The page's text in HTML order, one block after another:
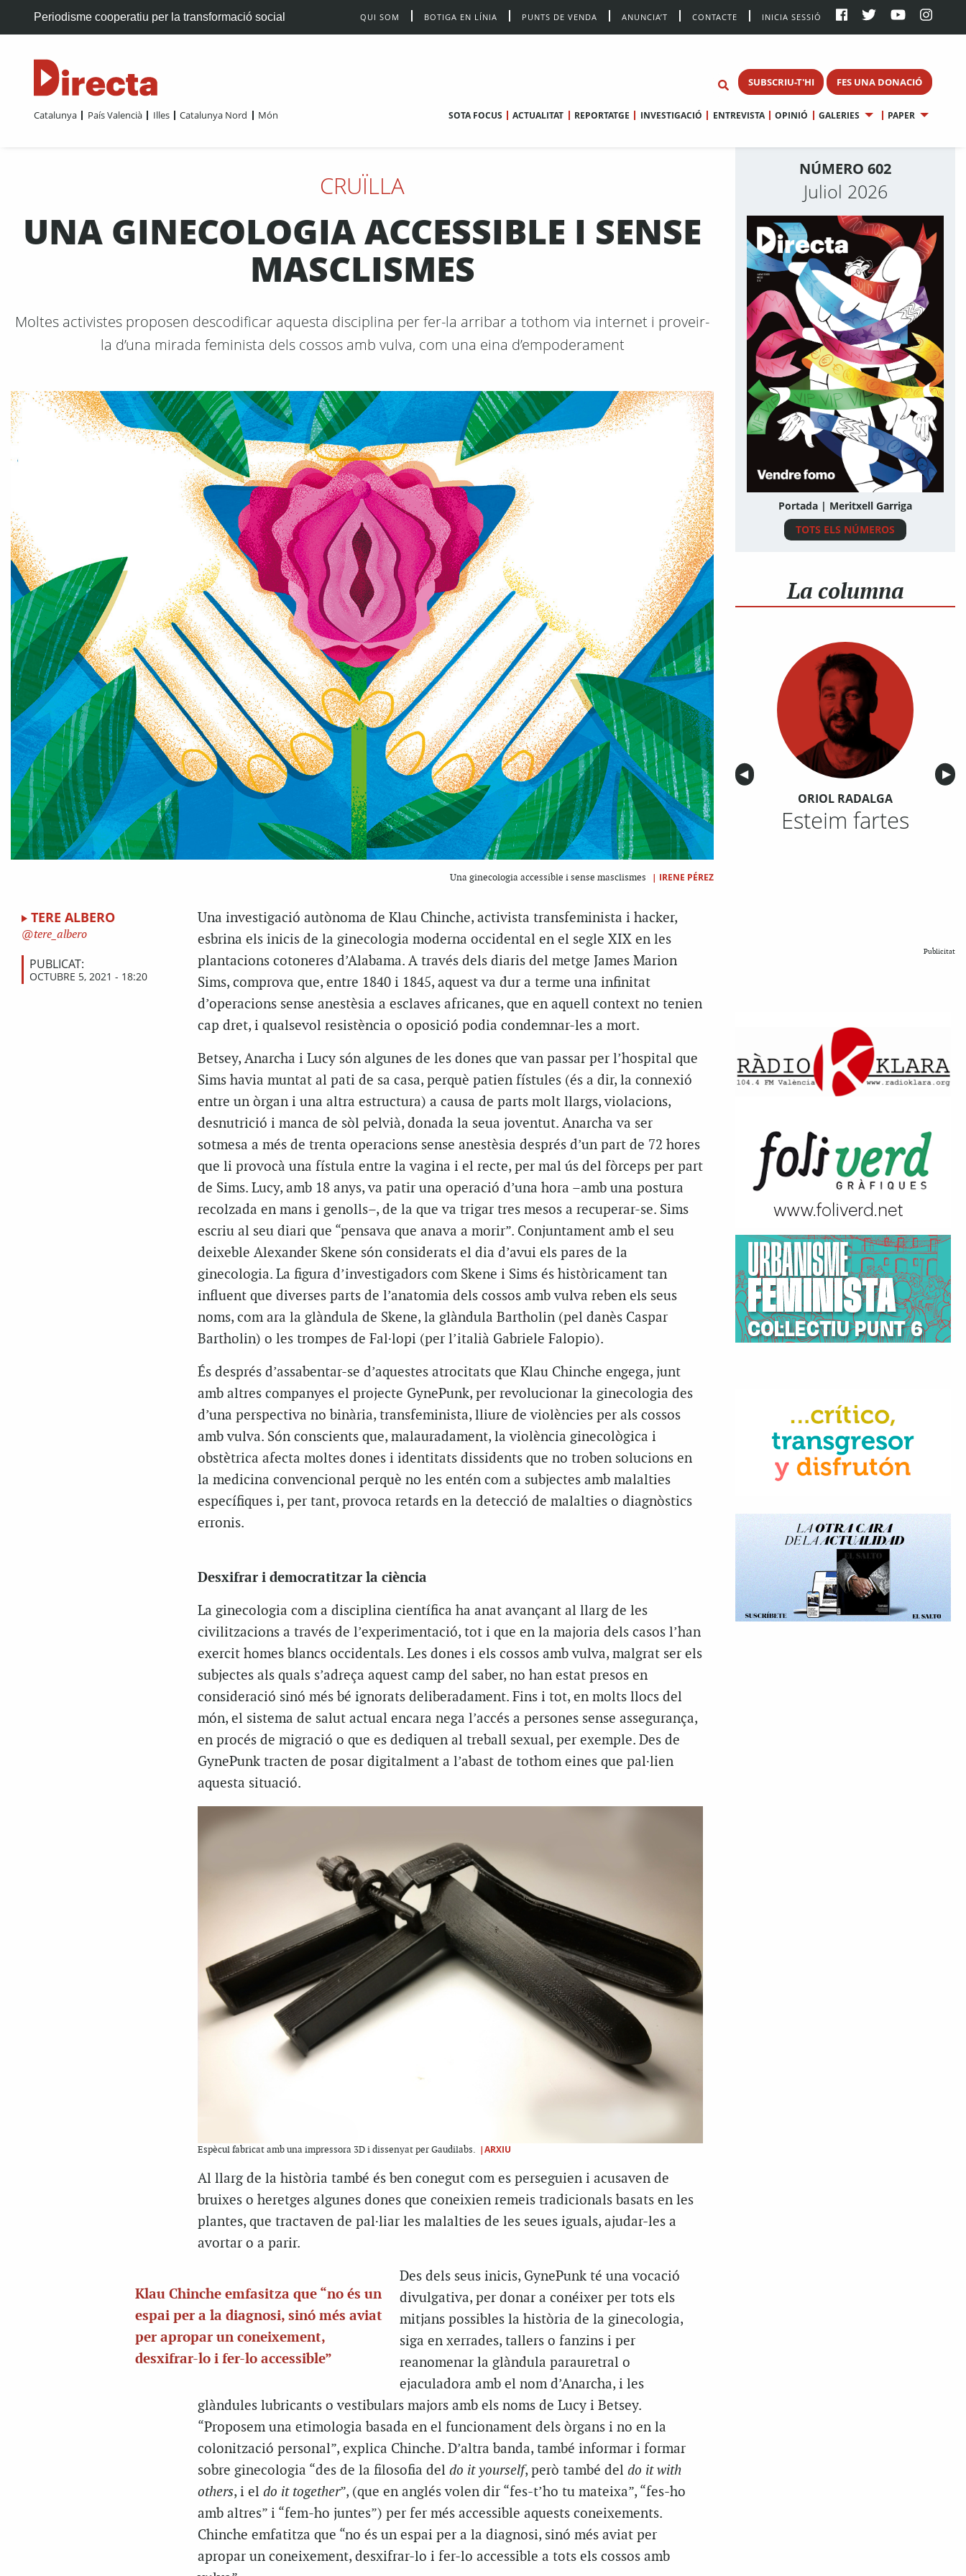
Periodisme cooperatiu per la transformació social QUI SOM BOTIGA EN LÍNIA PUNTS DE VENDA ANUNCIA’T CONTACTE INICIA SESSIÓ
SUBSCRIU-T'HI FES UNA DONACIÓ
Catalunya País Valencià Illes Catalunya Nord Món SOTA FOCUS ACTUALITAT REPORTATGE INVESTIGACIÓ ENTREVISTA OPINIÓ GALERIES PAPER
CRUÏLLA
UNA GINECOLOGIA ACCESSIBLE I SENSE
MASCLISMES
Moltes activistes proposen descodificar aquesta disciplina per fer-la arribar a tothom via internet i proveir-
la d’una mirada feminista dels cossos amb vulva, com una eina d’empoderament
Una ginecologia accessible i sense masclismes | IRENE PÉREZ
TERE ALBERO
tere_albero
PUBLICAT:
OCTUBRE 5, 2021 - 18:20
Una investigació autònoma de Klau Chinche, activista transfeminista i hacker,
esbrina els inicis de la ginecologia moderna occidental en el segle XIX en les
plantacions cotoneres d’Alabama. A través dels diaris del metge James Marion
Sims, comprova que, entre 1840 i 1845, aquest va dur a terme una infinitat
d’operacions sense anestèsia a esclaves africanes, que en aquell context no tenien
cap dret, i qualsevol resistència o oposició podia condemnar-les a mort.
Betsey, Anarcha i Lucy són algunes de les dones que van passar per l’hospital que
Sims havia muntat al pati de sa casa, perquè patien fístules (és a dir, la connexió
entre un òrgan i una altra estructura) a causa de parts molt llargs, violacions,
desnutrició i manca de sòl pelvià, donada la seua joventut. Anarcha va ser
sotmesa a més de trenta operacions sense anestèsia després d’un part de 72 hores
que li provocà una fístula entre la vagina i el recte, per mal ús del fòrceps per part
de Sims. Lucy, amb 18 anys, va patir una operació d’una hora –amb una postura
recolzada en mans i genolls–, de la que va trigar tres mesos a recuperar-se. Sims
escriu al seu diari que “pensava que anava a morir”. Conjuntament amb el seu
deixeble Alexander Skene són considerats el dia d’avui els pares de la
ginecologia. La figura d’investigadors com Skene i Sims és històricament tan
influent que diverses parts de l’anatomia dels cossos amb vulva reben els seus
noms, com ara la glàndula de Skene, la glàndula Bartholin (pel danès Caspar
Bartholin) o les trompes de Fal·lopi (per l’italià Gabriele Falopio).
És després d’assabentar-se d’aquestes atrocitats que Klau Chinche engega, junt
amb altres companyes el projecte GynePunk, per revolucionar la ginecologia des
d’una perspectiva no binària, transfeminista, lliure de violències per als cossos
amb vulva. Són conscients que, malauradament, la violència ginecològica i
obstètrica afecta moltes dones i identitats dissidents que no troben solucions en
la medicina convencional perquè no les entén com a subjectes amb malalties
específiques i, per tant, provoca retards en la detecció de malalties o diagnòstics
erronis.
Desxifrar i democratitzar la ciència
La ginecologia com a disciplina científica ha anat avançant al llarg de les
civilitzacions a través de l’experimentació, tot i que en la majoria dels casos l’han
exercit homes blancs occidentals. Les dones i els cossos amb vulva, malgrat ser els
subjectes als quals s’adreça aquest camp del saber, no han estat presos en
consideració sinó més bé ignorats deliberadament. Fins i tot, en molts llocs del
món, el sistema de salut actual encara nega l’accés a persones sense assegurança,
en procés de migració o que es dediquen al treball sexual, per exemple. Des de
GynePunk tracten de posar digitalment a l’abast de tothom eines que pal·lien
aquesta situació.
Espècul fabricat amb una impressora 3D i dissenyat per Gaudilabs. |ARXIU
Al llarg de la història també és ben conegut com es perseguien i acusaven de
bruixes o heretges algunes dones que coneixien remeis tradicionals basats en les
plantes, que tractaven de pal·liar les malalties de les seues iguals, ajudar-les a
avortar o a parir.
Klau Chinche emfasitza que “no és un
espai per a la diagnosi, sinó més aviat
per apropar un coneixement,
desxifrar-lo i fer-lo accessible”
Des dels seus inicis, GynePunk té una vocació
divulgativa, per donar a conéixer per tots els
mitjans possibles la història de la ginecologia,
siga en xerrades, tallers o fanzins i per
reanomenar la glàndula parauretral o
ejaculadora amb el nom d’Anarcha, i les
glàndules lubricants o vestibulars majors amb els noms de Lucy i Betsey.
“Proposem una etimologia basada en el funcionament dels òrgans i no en la
colonització personal”, explica Chinche. D’altra banda, també informar i formar
sobre ginecologia “des de la filosofia del do it yourself, però també del do it with
others, i el do it together”, (que en anglés volen dir “fes-t’ho tu mateixa”, “fes-ho
amb altres” i “fem-ho juntes”) per fer més accessible aquests coneixements.
Chinche emfatitza que “no és un espai per a la diagnosi, sinó més aviat per
apropar un coneixement, desxifrar-lo i fer-lo accessible a tots els cossos amb
NÚMERO 602
Juliol 2026
Portada | Meritxell Garriga
TOTS ELS NÚMEROS
La columna
Anterior
◀︎ ▶︎
ORIOL RADALGA
Esteim fartes
Publicitat